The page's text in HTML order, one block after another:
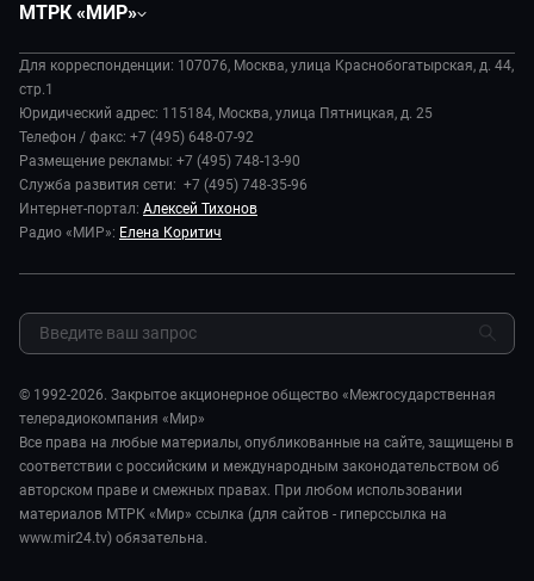
Экономика
Происшествия
В содружестве
В мире
Наука и технологии
Здоровье и медицина
Спорт
Шоу-бизнес
Стиль жизни
Сад и огород
Дела судебные
Диктор делает
Игра в кино
Игра в кино. Мультфильмы
Исторический детектив
Миллион за 5 минут
Мировое соглашение
Предварительный диагноз
Пять причин поехать в...
МТРК «МИР»
История
Руководство
Новости компании
Пресса о нас
Карьера
Реклама
Закупки и тендеры
Обратная связь
Для корреспонденции: 107076, Москва, улица Краснобогатырская, д. 44,
стр.1
Юридический адрес: 115184, Москва, улица Пятницкая, д. 25
Телефон / факс: +7 (495) 648-07-92
Размещение рекламы: +7 (495) 748-13-90
Служба развития сети: +7 (495) 748-35-96
Интернет-портал: Алексей Тихонов
Радио «МИР»: Елена Коритич
© 1992-2026. Закрытое акционерное общество «Межгосударственная
телерадиокомпания «Мир»
Все права на любые материалы, опубликованные на сайте, защищены в
соответствии с российским и международным законодательством об
авторском праве и смежных правах. При любом использовании
материалов МТРК «Мир» ссылка (для сайтов - гиперссылка на
www.mir24.tv) обязательна.